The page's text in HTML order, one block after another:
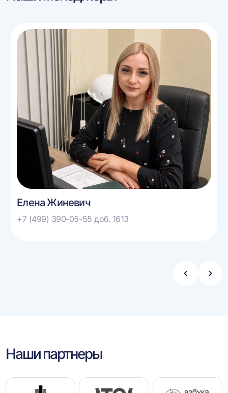
Елена Жиневич
+7 (499) 390-05-55 доб. 1613
Стрелка
Наши партнеры